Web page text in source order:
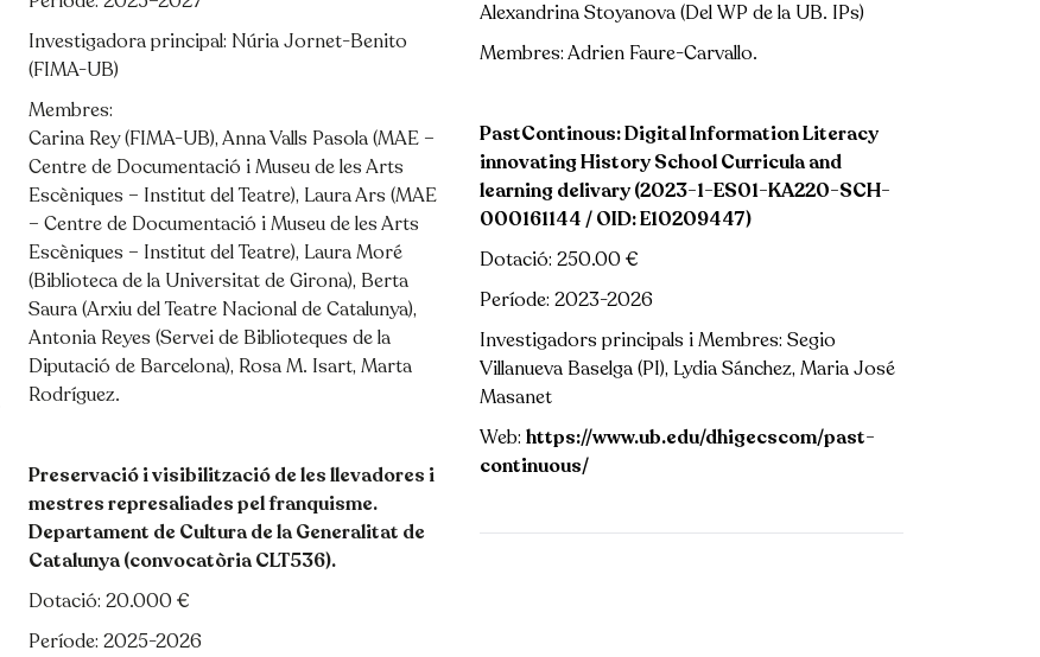
Investigadora principal: Núria Jornet-Benito
(FIMA-UB)
Membres:
Carina Rey (FIMA-UB), Anna Valls Pasola (MAE –
Centre de Documentació i Museu de les Arts
Escèniques – Institut del Teatre), Laura Ars (MAE
– Centre de Documentació i Museu de les Arts
Escèniques – Institut del Teatre), Laura Moré
(Biblioteca de la Universitat de Girona), Berta
Saura (Arxiu del Teatre Nacional de Catalunya),
Antonia Reyes (Servei de Biblioteques de la
Diputació de Barcelona), Rosa M. Isart, Marta
Rodríguez.
Preservació i visibilització de les llevadores i
mestres represaliades pel franquisme.
Departament de Cultura de la Generalitat de
Catalunya (convocatòria CLT536).
Dotació: 20.000 €
Període: 2025-2026
Alexandrina Stoyanova (Del WP de la UB. IPs)
Membres: Adrien Faure-Carvallo.
PastContinous: Digital Information Literacy
innovating History School Curricula and
learning delivary (2023-1-ES01-KA220-SCH-
000161144 / OID: E10209447)
Dotació: 250.00 €
Període: 2023-2026
Investigadors principals i Membres: Segio
Villanueva Baselga (PI), Lydia Sánchez, Maria José
Masanet
Web: https://www.ub.edu/dhigecscom/past-
continuous/